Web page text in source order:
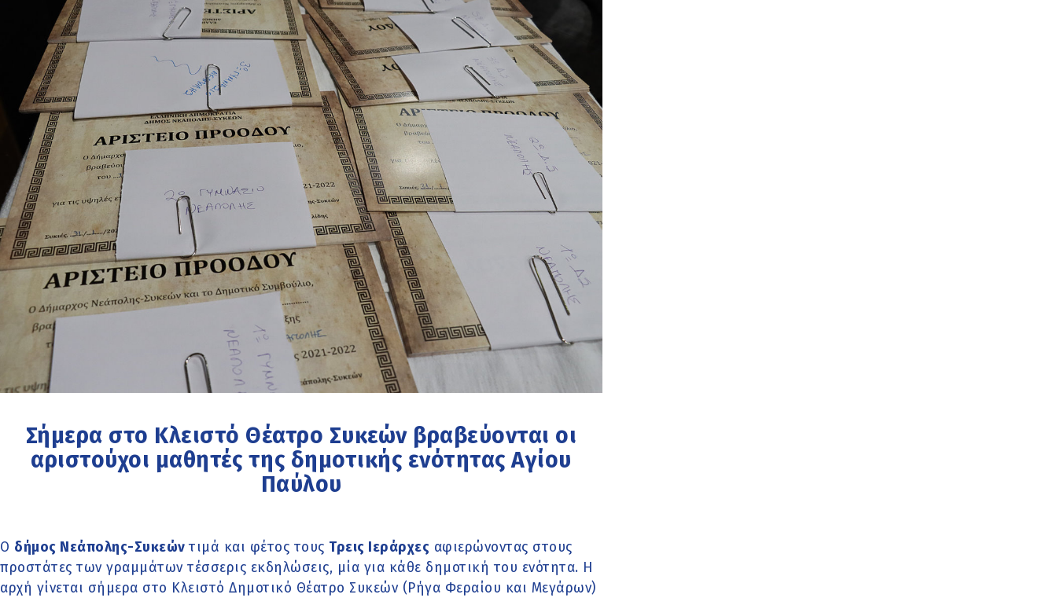
Σήμερα στο Κλειστό Θέατρο Συκεών βραβεύονται οι
αριστούχοι μαθητές της δημοτικής ενότητας Αγίου
Παύλου
Ο δήμος Νεάπολης-Συκεώντιμά και φέτος τους Τρεις Ιεράρχες αφιερώνοντας στους
προστάτες των γραμμάτων τέσσερις εκδηλώσεις, μία για κάθε δημοτική του ενότητα. Η
αρχή γίνεται σήμερα στο Κλειστό Δημοτικό Θέατρο Συκεών (Ρήγα Φεραίου και Μεγάρων)